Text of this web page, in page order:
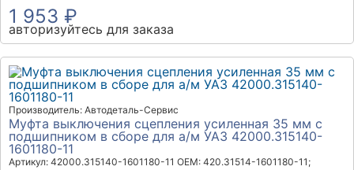
1 953 ₽
авторизуйтесь для заказа
Производитель: Автодеталь-Сервис
Муфта выключения сцепления усиленная 35 мм с
подшипником в сборе для а/м УАЗ 42000.315140-
1601180-11
Артикул: 42000.315140-1601180-11 OEM: 420.31514-1601180-11;